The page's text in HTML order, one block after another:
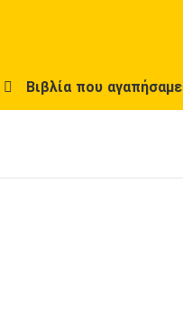
Βιβλία που αγαπήσαμε